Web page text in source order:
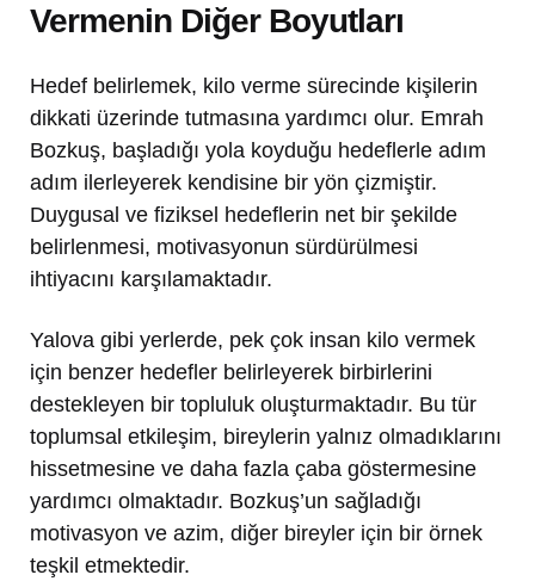
Vermenin Diğer Boyutları
Hedef belirlemek, kilo verme sürecinde kişilerin
dikkati üzerinde tutmasına yardımcı olur. Emrah
Bozkuş, başladığı yola koyduğu hedeflerle adım
adım ilerleyerek kendisine bir yön çizmiştir.
Duygusal ve fiziksel hedeflerin net bir şekilde
belirlenmesi, motivasyonun sürdürülmesi
ihtiyacını karşılamaktadır.
Yalova gibi yerlerde, pek çok insan kilo vermek
için benzer hedefler belirleyerek birbirlerini
destekleyen bir topluluk oluşturmaktadır. Bu tür
toplumsal etkileşim, bireylerin yalnız olmadıklarını
hissetmesine ve daha fazla çaba göstermesine
yardımcı olmaktadır. Bozkuş’un sağladığı
motivasyon ve azim, diğer bireyler için bir örnek
teşkil etmektedir.